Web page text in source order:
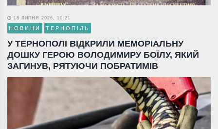
18 ЛИПНЯ 2026, 10:21
НОВИНИ ТЕРНОПІЛЬ
У ТЕРНОПОЛІ ВІДКРИЛИ МЕМОРІАЛЬНУ
ДОШКУ ГЕРОЮ ВОЛОДИМИРУ БОЇЛУ, ЯКИЙ
ЗАГИНУВ, РЯТУЮЧИ ПОБРАТИМІВ